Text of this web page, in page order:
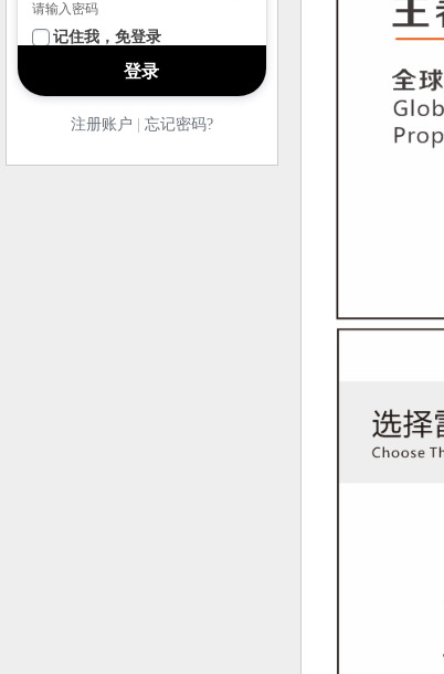
请输入密码
记住我，免登录
注册账户 忘记密码?